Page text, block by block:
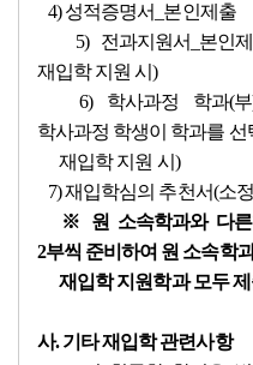
4) 성적증명서_본인제출
5) 전과지원서_본인제
재입학 지원 시)
6) 학사과정 학과(부)
학사과정 학생이 학과를 선
재입학 지원 시)
7) 재입학심의 추천서(소
※ 원 소속학과와 다
2부씩 준비하여 원 소속학
재입학 지원학과 모두 제
사. 기타 재입학 관련사항